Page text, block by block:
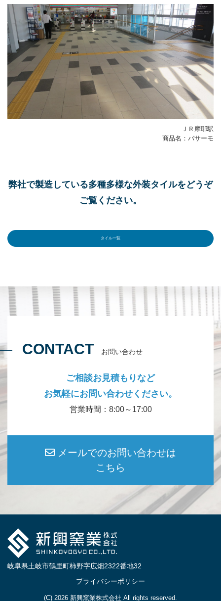
ＪＲ摩耶駅
商品名：バサーモ
弊社で製造している多種多様な外装タイルをどうぞ
ご覧ください。
タイル一覧
CONTACT お問い合わせ
ご相談お見積もりなど
お気軽にお問い合わせください。
営業時間：8:00～17:00
メールでのお問い合わせは
こちら
岐阜県土岐市鶴里町柿野字広畑2322番地32
プライバシーポリシー
(C) 2026 新興窯業株式会社 All rights reserved.